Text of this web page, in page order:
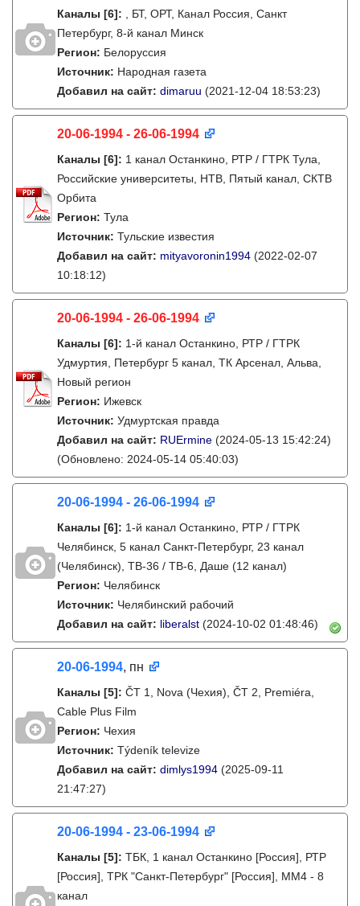
Каналы [6]:
, БТ, ОРТ, Канал Россия, Санкт
Петербург, 8-й канал Минск
Регион: Белоруссия
Источник: Народная газета
Добавил на сайт: dimaruu (2021-12-04 18:53:23)
20-06-1994 - 26-06-1994
Каналы [6]: 1 канал Останкино, РТР / ГТРК Тула,
Российские университеты, НТВ, Пятый канал, СКТВ
Орбита
Регион: Тула
Источник: Тульские известия
Добавил на сайт: mityavoronin1994 (2022-02-07
10:18:12)
20-06-1994 - 26-06-1994
Каналы [6]: 1-й канал Останкино, РТР / ГТРК
Удмуртия, Петербург 5 канал, ТК Арсенал, Альва,
Новый регион
Регион: Ижевск
Источник: Удмуртская правда
Добавил на сайт: RUErmine (2024-05-13 15:42:24)
(Обновлено: 2024-05-14 05:40:03)
20-06-1994 - 26-06-1994
Каналы [6]: 1-й канал Останкино, РТР / ГТРК
Челябинск, 5 канал Санкт-Петербург, 23 канал
(Челябинск), ТВ-36 / ТВ-6, Даше (12 канал)
Регион: Челябинск
Источник: Челябинский рабочий
Добавил на сайт: liberalst (2024-10-02 01:48:46)
20-06-1994, пн
Каналы [5]: ČT 1, Nova (Чехия), ČT 2, Premiéra,
Cable Plus Film
Регион: Чехия
Источник: Týdeník televize
Добавил на сайт: dimlys1994 (2025-09-11
21:47:27)
20-06-1994 - 23-06-1994
Каналы [5]: ТБК, 1 канал Останкино [Россия], РТР
[Россия], ТРК "Санкт-Петербург" [Россия], ММ4 - 8
канал